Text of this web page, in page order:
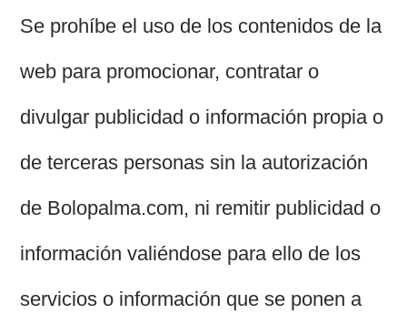
Se prohíbe el uso de los contenidos de la
web para promocionar, contratar o
divulgar publicidad o información propia o
de terceras personas sin la autorización
de Bolopalma.com, ni remitir publicidad o
información valiéndose para ello de los
servicios o información que se ponen a